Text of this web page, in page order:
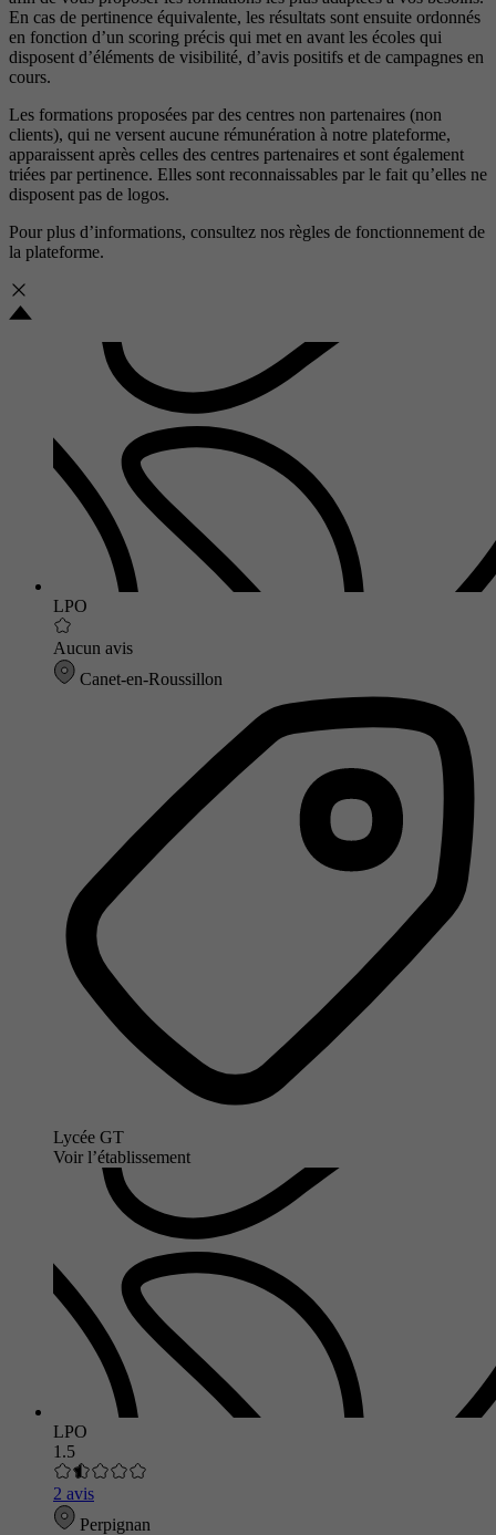
En cas de pertinence équivalente, les résultats sont ensuite ordonnés
en fonction d’un scoring précis qui met en avant les écoles qui
disposent d’éléments de visibilité, d’avis positifs et de campagnes en
cours.
Les formations proposées par des centres non partenaires (non
clients), qui ne versent aucune rémunération à notre plateforme,
apparaissent après celles des centres partenaires et sont également
triées par pertinence. Elles sont reconnaissables par le fait qu’elles ne
disposent pas de logos.
Pour plus d’informations, consultez nos règles de fonctionnement de
la plateforme.
LPO
Aucun avis
Canet-en-Roussillon
Lycée GT
Voir l’établissement
LPO
1.5
2 avis
Perpignan